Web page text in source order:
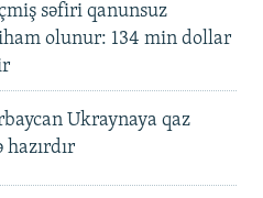
səfiri qanunsuz
olunur: 134 min dollar
Ukraynaya qaz